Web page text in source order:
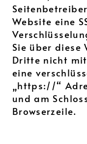
Website eine
Sie über
Dritte nicht
eine
„https://“
und am
Browserzeile.